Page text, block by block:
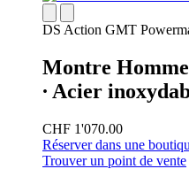
DS Action GMT
Montre Homme
∙ Acier
CHF 1'070.00
Réserver dans une
Trouver un point de vente